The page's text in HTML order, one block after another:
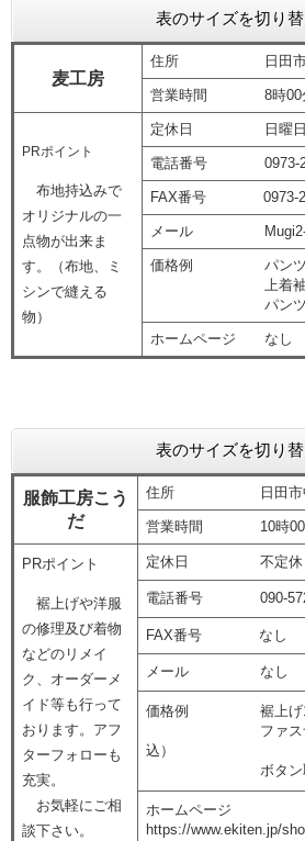
表のサイズを切り
麦工房
住所 日田市刃
営業時間 8時00分
PRポイント
布地持込みで
オリジナルの一
点物が出来ま
す。（布地、ミ
シンで縫える
物）
定休日 日曜日
電話番号 0973-
FAX番号 0973-
メール Mugi2-
価格例 パンツ丈
上着袖丈
パンツウエ
ホームページ なし
表のサイズを切り
服飾工房こう
だ
住所 日田市中
営業時間 10時00分
PRポイント
裾上げや洋服
の修理及び着物
などのリメイ
ク、オーダーメ
イド等も行って
おります。アフ
ターフォローも
充実。
お気軽にご相
談下さい。
定休日 不定休
電話番号 090-
FAX番号 なし
メール なし
価格例 裾上げ
ファスナー交
込）
ボタン取付
ホームページ
https://www.ekiten.jp/